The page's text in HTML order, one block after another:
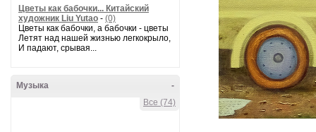
Цветы как бабочки... Китайский
художник Liu Yutao - (0)
Цветы как бабочки, а бабочки - цветы
Летят над нашей жизнью легкокрыло,
И падают, срывая...
-
Музыка
Все (74)